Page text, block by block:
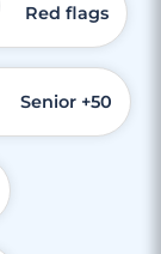
Red flags
Senior +50